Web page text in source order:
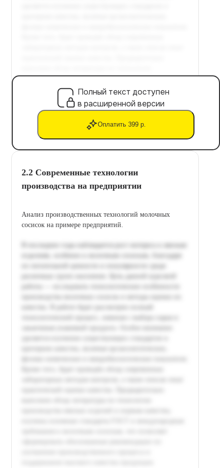
Полный текст доступен
в расширенной версии
Оплатить 399 р.
2.2 Современные технологии
производства на предприятии
Анализ производственных технологий молочных
сосисок на примере предприятий.